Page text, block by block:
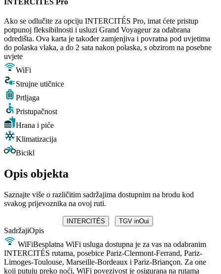
Ako se odlučite za opciju INTERCITÉS Pro, imat ćete pristup
potpunoj fleksibilnosti i usluzi Grand Voyageur za odabrana
odredišta. Ova karta je također zamjenjiva i povratna pod uvjetima
do polaska vlaka, a do 2 sata nakon polaska, s obzirom na posebne
uvjete
WiFi
Strujne utičnice
Prtljaga
Pristupačnost
Hrana i piće
Klimatizacija
Bicikl
Opis objekta
Saznajte više o različitim sadržajima dostupnim na brodu kod
svakog prijevoznika na ovoj ruti.
INTERCITÉS TGV inOui
SadržajiOpis
WiFiBesplatna WiFi usluga dostupna je za vas na odabranim
INTERCITÉS rutama, posebice Pariz-Clermont-Ferrand, Pariz-
Limoges-Toulouse, Marseille-Bordeaux i Pariz-Briançon. Za one
koji putuju preko noći, WiFi povezivost je osigurana na rutama